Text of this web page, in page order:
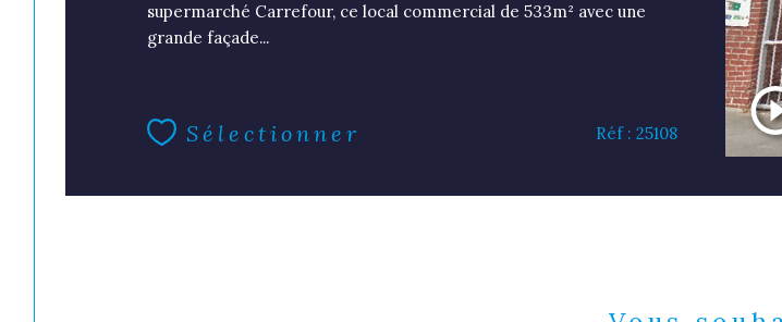
supermarché Carrefour, ce local commercial de 533m² avec une
grande façade...
Sélectionner Réf : 25108